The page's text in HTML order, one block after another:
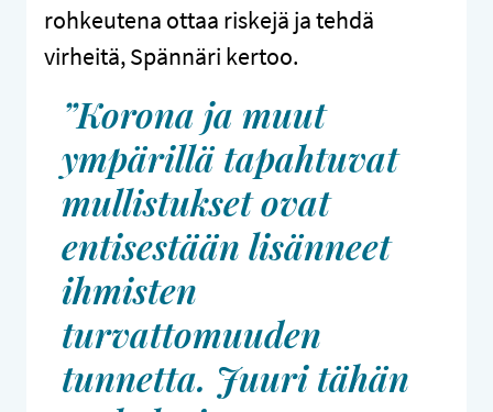
rohkeutena ottaa riskejä ja tehdä
virheitä, Spännäri kertoo.
”Korona ja muut
ympärillä tapahtuvat
mullistukset ovat
entisestään lisänneet
ihmisten
turvattomuuden
tunnetta. Juuri tähän